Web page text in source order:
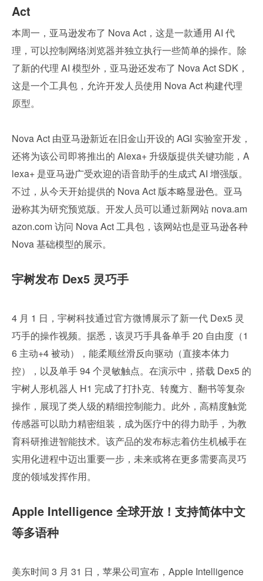
Act
本周一，亚马逊发布了 Nova Act，这是一款通用 AI 代
理，可以控制网络浏览器并独立执行一些简单的操作。除
了新的代理 AI 模型外，亚马逊还发布了 Nova Act SDK，
这是一个工具包，允许开发人员使用 Nova Act 构建代理
原型。
Nova Act 由亚马逊新近在旧金山开设的 AGI 实验室开发，
还将为该公司即将推出的 Alexa+ 升级版提供关键功能，A
lexa+ 是亚马逊广受欢迎的语音助手的生成式 AI 增强版。
不过，从今天开始提供的 Nova Act 版本略显逊色。亚马
逊称其为研究预览版。开发人员可以通过新网站 nova.am
azon.com 访问 Nova Act 工具包，该网站也是亚马逊各种
Nova 基础模型的展示。
宇树发布 Dex5 灵巧手
4 月 1 日，宇树科技通过官方微博展示了新一代 Dex5 灵
巧手的操作视频。据悉，该灵巧手具备单手 20 自由度（1
6 主动+4 被动），能柔顺丝滑反向驱动（直接本体力
控），以及单手 94 个灵敏触点。在演示中，搭载 Dex5 的
宇树人形机器人 H1 完成了打扑克、转魔方、翻书等复杂
操作，展现了类人级的精细控制能力。此外，高精度触觉
传感器可以助力精密组装，成为医疗中的得力助手，为教
育科研推进智能技术。该产品的发布标志着仿生机械手在
实用化进程中迈出重要一步，未来或将在更多需要高灵巧
度的领域发挥作用。
Apple Intelligence 全球开放！支持简体中文
等多语种
美东时间 3 月 31 日，苹果公司宣布，Apple Intelligence